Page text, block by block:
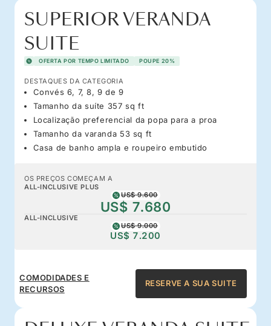
SUPERIOR VERANDA
SUITE
OFERTA POR TEMPO LIMITADO POUPE 20%
DESTAQUES DA CATEGORIA
Convés 6, 7, 8, 9 de 9
Tamanho da suíte 357 sq ft
Localização preferencial da popa para a proa
Tamanho da varanda 53 sq ft
Casa de banho ampla e roupeiro embutido
OS PREÇOS COMEÇAM A
ALL-INCLUSIVE PLUS
US$ 9.600
US$ 7.680
ALL-INCLUSIVE
US$ 9.000
US$ 7.200
COMODIDADES E
RECURSOS
RESERVE A SUA SUITE